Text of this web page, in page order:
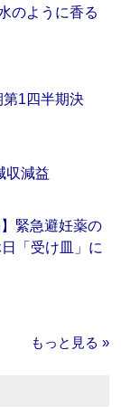
のように香る
第1四半期決
収減益
緊急避妊薬の
「受け皿」に
もっと見る »